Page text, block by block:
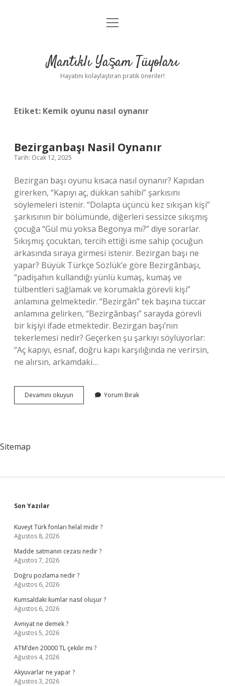
Anasayfa
Yasal Uyarı
menüyü
Mantıklı Yaşam Tüyoları
Hayatını kolaylaştıran pratik öneriler!
Etiket: Kemik oyunu nasıl oynanır
Bezirganbaşı Nasil Oynanır
Tarih: Ocak 12, 2025
Bezirgan başı oyunu kısaca nasıl oynanır? Kapıdan
girerken, “Kapıyı aç, dükkan sahibi” şarkısını
söylemeleri istenir. “Dolapta üçüncü kez sıkışan kişi”
şarkısının bir bölümünde, diğerleri sessizce sıkışmış
çocuğa “Gül mü yoksa Begonya mı?” diye sorarlar.
Sıkışmış çocuktan, tercih ettiği isme sahip çocuğun
arkasında sıraya girmesi istenir. Bezirgan başı ne
yapar? Büyük Türkçe Sözlük’e göre Bezirgânbaşı,
“padişahın kullandığı yünlü kumaş, kumaş ve
tülbentleri sağlamak ve korumakla görevli kişi”
anlamına gelmektedir. “Bezirgân” tek başına tüccar
anlamına gelirken, “Bezirgânbaşı” sarayda görevli
bir kişiyi ifade etmektedir. Bezirgan başı’nın
tekerlemesi nedir? Geçerken şu şarkıyı söylüyorlar:
“Aç kapıyı, esnaf, doğru kapı karşılığında ne verirsin,
ne alırsın, arkamdaki…
Devamını okuyun Bezirganbaşı
Nasil
Yorum Bırak
Sitemap
Sidebar
Son Yazılar
Kuveyt Türk fonları helal midir ?
Ağustos 8, 2026
Madde satmanın cezası nedir ?
Ağustos 7, 2026
Doğru pozlama nedir ?
Ağustos 6, 2026
Kumsaldaki kumlar nasıl oluşur ?
Ağustos 6, 2026
Avniyat ne demek ?
Ağustos 5, 2026
ATM’den 20000 TL çekilir mi ?
Ağustos 4, 2026
Akyuvarlar ne yapar ?
Ağustos 3, 2026